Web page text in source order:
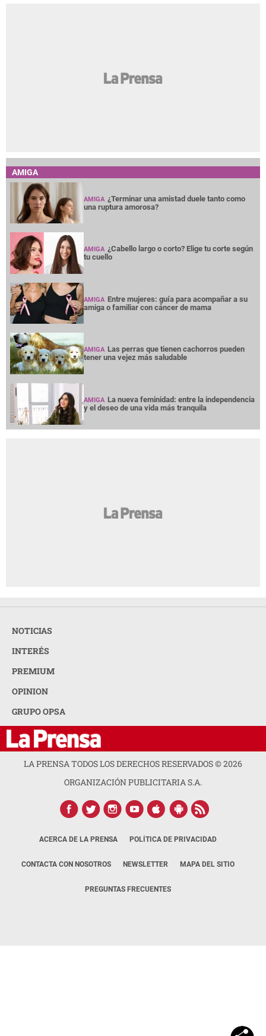
AMIGA
AMIGA ¿Terminar una amistad duele tanto como
una ruptura amorosa?
AMIGA ¿Cabello largo o corto? Elige tu corte según
tu cuello
AMIGA Entre mujeres: guía para acompañar a su
amiga o familiar con cáncer de mama
AMIGA Las perras que tienen cachorros pueden
tener una vejez más saludable
AMIGA La nueva feminidad: entre la independencia
y el deseo de una vida más tranquila
NOTICIAS
INTERÉS
PREMIUM
OPINION
GRUPO OPSA
LA PRENSA TODOS LOS DERECHOS RESERVADOS ©2026
ORGANIZACIÓN PUBLICITARIA S.A.
ACERCA DE LA PRENSA POLÍTICA DE PRIVACIDAD
CONTACTA CON NOSOTROS NEWSLETTER MAPA DEL SITIO
PREGUNTAS FRECUENTES